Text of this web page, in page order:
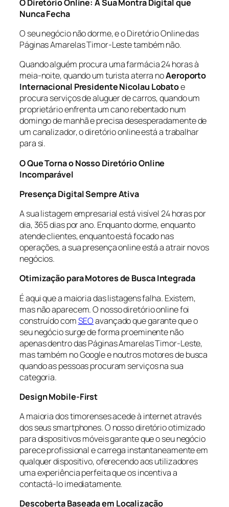
O Diretório Online: A Sua Montra Digital que
Nunca Fecha
O seu negócio não dorme, e o Diretório Online das
Páginas Amarelas Timor-Leste também não.
Quando alguém procura uma farmácia 24 horas à
meia-noite, quando um turista aterra noAeroporto
Internacional Presidente Nicolau Lobatoe
procura serviços de aluguer de carros, quando um
proprietário enfrenta um cano rebentado num
domingo de manhã e precisa desesperadamente de
um canalizador, o diretório online está a trabalhar
para si.
O Que Torna o Nosso Diretório Online
Incomparável
Presença Digital Sempre Ativa
A sua listagem empresarial está visível 24 horas por
dia, 365 dias por ano. Enquanto dorme, enquanto
atende clientes, enquanto está focado nas
operações, a sua presença online está a atrair novos
negócios.
Otimização para Motores de Busca Integrada
É aqui que a maioria das listagens falha. Existem,
mas não aparecem. O nosso diretório online foi
construído comSEOavançado que garante que o
seu negócio surge de forma proeminente não
apenas dentro das Páginas Amarelas Timor-Leste,
mas também no Google e noutros motores de busca
quando as pessoas procuram serviços na sua
categoria.
Design Mobile-First
A maioria dos timorenses acede à internet através
dos seus smartphones. O nosso diretório otimizado
para dispositivos móveis garante que o seu negócio
parece profissional e carrega instantaneamente em
qualquer dispositivo, oferecendo aos utilizadores
uma experiência perfeita que os incentiva a
contactá-lo imediatamente.
Descoberta Baseada em Localização